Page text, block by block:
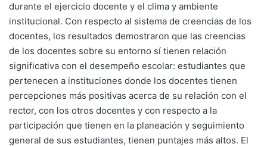
durante el ejercicio docente y el clima y ambiente
institucional. Con respecto al sistema de creencias de los
docentes, los resultados demostraron que las creencias
de los docentes sobre su entorno sí tienen relación
significativa con el desempeño escolar: estudiantes que
pertenecen a instituciones donde los docentes tienen
percepciones más positivas acerca de su relación con el
rector, con los otros docentes y con respecto a la
participación que tienen en la planeación y seguimiento
general de sus estudiantes, tienen puntajes más altos. El